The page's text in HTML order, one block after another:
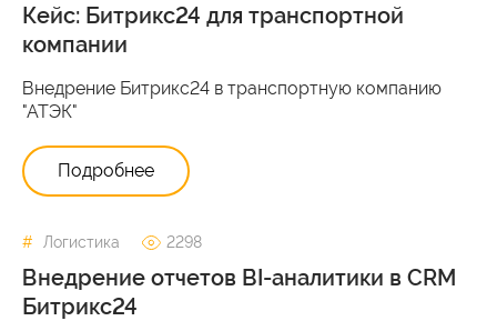
Кейс: Битрикс24 для транспортной
компании
Внедрение Битрикс24 в транспортную компанию
"АТЭК"
Подробнее
Логистика 2298
Внедрение отчетов BI-аналитики в CRM
Битрикс24